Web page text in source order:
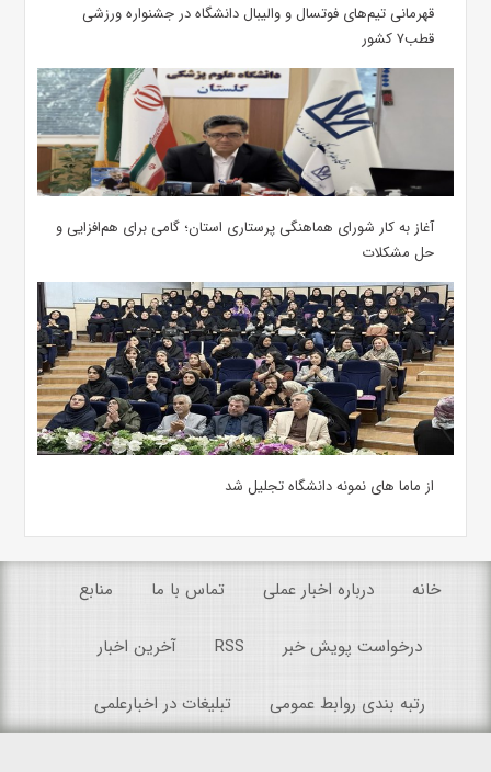
قهرمانی تیم‌های فوتسال و والیبال دانشگاه در جشنواره ورزشی
قطب۷ کشور
آغاز به کار شورای هماهنگی پرستاری استان؛ گامی برای هم‌افزایی و
حل مشکلات
از ماما های نمونه دانشگاه تجلیل شد
خانه درباره اخبار عملی تماس با ما منابع
درخواست پویش خبر RSS آخرین اخبار
رتبه بندی روابط عمومی تبلیغات در اخبارعلمی